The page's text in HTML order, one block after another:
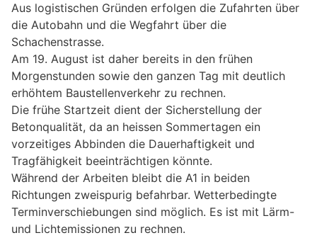
Aus logistischen Gründen erfolgen die Zufahrten über
die Autobahn und die Wegfahrt über die
Schachenstrasse.
Am 19. August ist daher bereits in den frühen
Morgenstunden sowie den ganzen Tag mit deutlich
erhöhtem Baustellenverkehr zu rechnen.
Die frühe Startzeit dient der Sicherstellung der
Betonqualität, da an heissen Sommertagen ein
vorzeitiges Abbinden die Dauerhaftigkeit und
Tragfähigkeit beeinträchtigen könnte.
Während der Arbeiten bleibt die A1 in beiden
Richtungen zweispurig befahrbar. Wetterbedingte
Terminverschiebungen sind möglich. Es ist mit Lärm-
und Lichtemissionen zu rechnen.